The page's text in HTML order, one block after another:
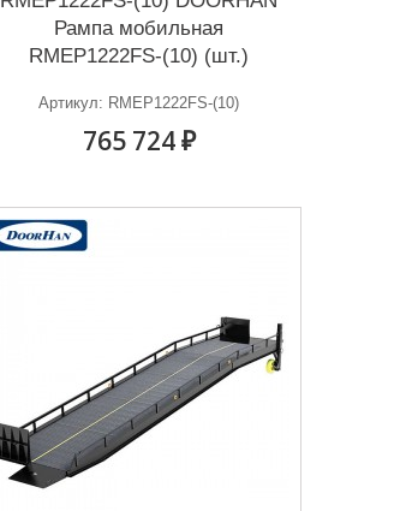
Рампа мобильная
RMEP1222FS-(10) (шт.)
Артикул: RMEP1222FS-(10)
765 724 ₽